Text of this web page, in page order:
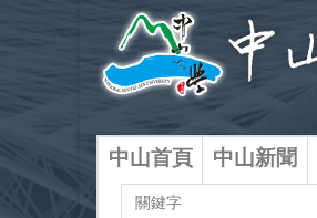
區
中山首頁 中山新聞